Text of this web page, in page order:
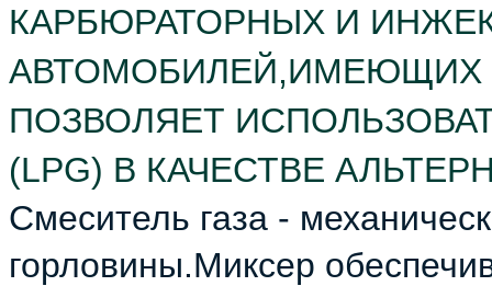
КАРБЮРАТОРНЫХ И
АВТОМОБИЛЕЙ,ИМЕЮЩИХ
ПОЗВОЛЯЕТ
(LPG) В КАЧЕСТВЕ
Смеситель газа -
горловины.Миксер